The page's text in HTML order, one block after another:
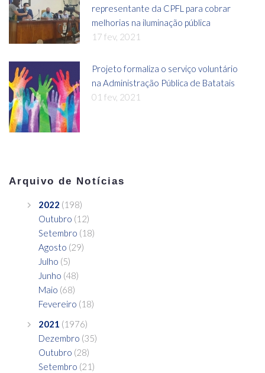
representante da CPFL para cobrar
melhorias na iluminação pública
17 fev, 2021
Projeto formaliza o serviço voluntário
na Administração Pública de Batatais
01 fev, 2021
Arquivo de Notícias
2022 (198)
Outubro (12)
Setembro (18)
Agosto (29)
Julho (5)
Junho (48)
Maio (68)
Fevereiro (18)
2021 (1976)
Dezembro (35)
Outubro (28)
Setembro (21)